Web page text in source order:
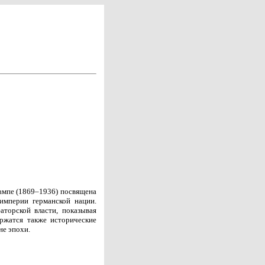
(1869–1936) посвящена
германской нации.
власти, показывая
также исторические
эпохи.